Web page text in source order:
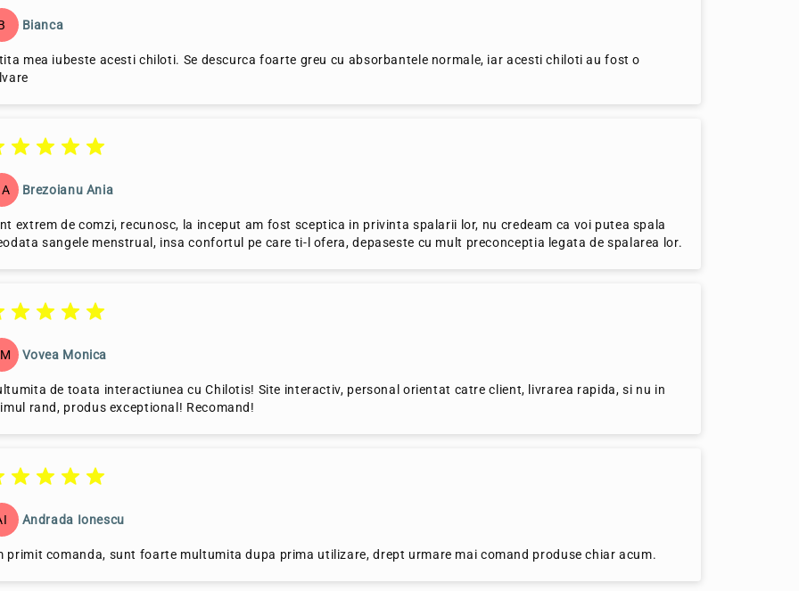
Bianca
mea iubeste acesti chiloti. Se descurca foarte greu cu absorbantele normale, iar acesti chiloti au fost o
Brezoianu Ania
extrem de comzi, recunosc, la inceput am fost sceptica in privinta spalarii lor, nu credeam ca voi putea spala
sangele menstrual, insa confortul pe care ti-l ofera, depaseste cu mult preconceptia legata de spalarea lor.
Vovea Monica
de toata interactiunea cu Chilotis! Site interactiv, personal orientat catre client, livrarea rapida, si nu in
rand, produs exceptional! Recomand!
Andrada Ionescu
primit comanda, sunt foarte multumita dupa prima utilizare, drept urmare mai comand produse chiar acum.